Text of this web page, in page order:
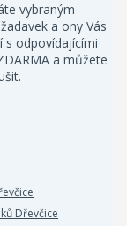
vybraným
a ony Vás
s odpovídajícími
a můžete
Dřevčice